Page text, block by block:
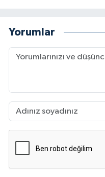
Yorumlar